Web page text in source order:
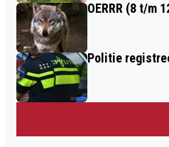
OERRR (8 t/m
Politie